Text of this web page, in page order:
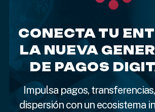
CONECTA TU
LA NUEVA
DE PAGOS
Impulsa pagos,
dispersión con un ecosistema